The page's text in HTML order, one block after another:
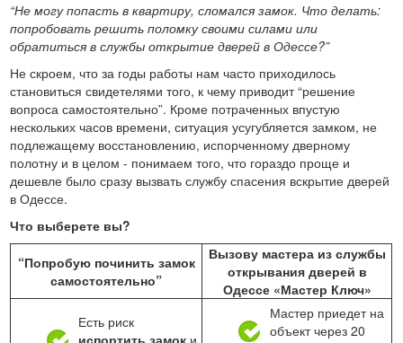
“Не могу попасть в квартиру, сломался замок. Что делать:
попробовать решить поломку своими силами или
обратиться в службы открытие дверей в Одессе?”
Не скроем, что за годы работы нам часто приходилось
становиться свидетелями того, к чему приводит “решение
вопроса самостоятельно”. Кроме потраченных впустую
нескольких часов времени, ситуация усугубляется замком, не
подлежащему восстановлению, испорченному дверному
полотну и в целом - понимаем того, что гораздо проще и
дешевле было сразу вызвать службу спасения вскрытие дверей
в Одессе.
Что выберете вы?
“Попробую починить замок
самостоятельно”
Вызову мастера из службы
открывания дверей в
Одессе «Мастер Ключ»
Есть риск
Мастер приедет на
объект через 20